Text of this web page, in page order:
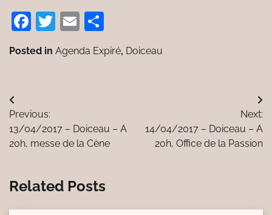
Facebook
Twitter
Email
Posted in Agenda Expiré, Doiceau
Navigation
de
l’article
Previous:
13/04/2017 – Doiceau – A
20h, messe de la Cène
Next:
14/04/2017 – Doiceau – A
20h, Office de la Passion
Related Posts